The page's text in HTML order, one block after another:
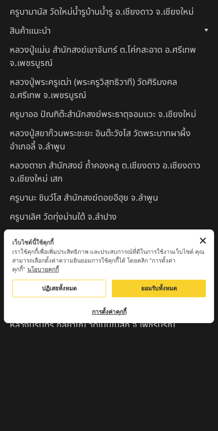
ครูบามานัส วัดใหม่น้ำรูบ้านน้ำรู อ.เชียงดาว จ.เชียงใหม่
สินค้าแนะนำ
หลวงปู่แม่น สำนักสงฆ์เขาจันทร์ ต.โค่กสะอาด อ.ศรีเทพ
จ.เพชรบูรณ์
หลวงปู่พระครูเฒ่า (พระครูวิสุทธิวาที) วัดศิริมงคล
อ.ศรีเทพ จ.เพชรบูรณ์
ครูบาออ ปัณฑิต๊ะสำนักสงฆ์พระธาตุจอมแวะ จ.เชียงใหม่
หลวงปู่สยาก๊วนพระชะยะ อินต๊ะวังโส วัดพระบาทผาผึ้ง
อำเภอลี้ จ.ลำพูน
หลวงตาชา สำนักสงฆ์ ถ้ำคองหลู ต.เชียงดาว อ.เชียงดาว
จ.เชียงใหม่ เสก
ครูบานะ ชินวํโส สำนักสงฆ์ดอยอีฮุย จ.ลำพูน
ครูบาเลิศ วัดทุ่งม่านใต้ จ.ลำปาง
หลวงปู่หนู นรินโท วัดวังท่าดี จ.เพชรบูรณ์
ครูบาทอง วัดก้อท่า จ.ลำพูน
ครูบาตุ๊เจ้าปู่หว่าหลิ่ง วิระทะโย วัดเวฬุวัน อ.เชียงดาว
จ.เชียงใหม่
ครูบาศรี สุจิตโต บ้านสบก๋ง จ.ลำปาง
หลวงปู่รินทร์ กลฺยาโณ วัดเนินโบสถ์ จ.เพชรบูรณ์
เว็บไซต์นี้ใช้คุกกี้
เราใช้คุกกี้เพื่อเพิ่มประสิทธิภาพ และประสบการณ์ที่ดีในการใช้งานเว็บไซต์ คุณ
สามารถเลือกตั้งค่าความยินยอมการใช้คุกกี้ได้ โดยคลิก "การตั้งค่า
คุกกี้" นโยบายคุกกี้
ปฏิเสธทั้งหมด ยอมรับทั้งหมด
การตั้งค่าคุกกี้